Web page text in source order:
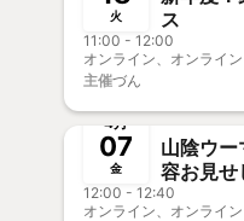
火
ス
11:00 - 12:00
オンライン、オンライン
主催づん
終了
4月
07
金
山陰ウ
容お見せ
12:00 - 12:40
オンライン、オンライン